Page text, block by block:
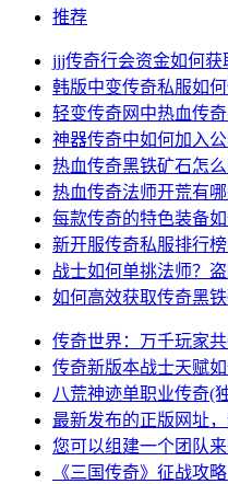
推荐
jjj传奇行会资金如何获
韩版中变传奇私服如
轻变传奇网中热血传
神器传奇中如何加入公
热血传奇黑铁矿石怎
热血传奇法师开荒有
每款传奇的特色装备如
新开服传奇私服排行
战士如何单挑法师？
如何高效获取传奇黑铁
传奇世界：万千玩家
传奇新版本战士天赋
八荒神迹单职业传奇(
最新发布的正版网址
您可以组建一个团队来
《三国传奇》征战攻